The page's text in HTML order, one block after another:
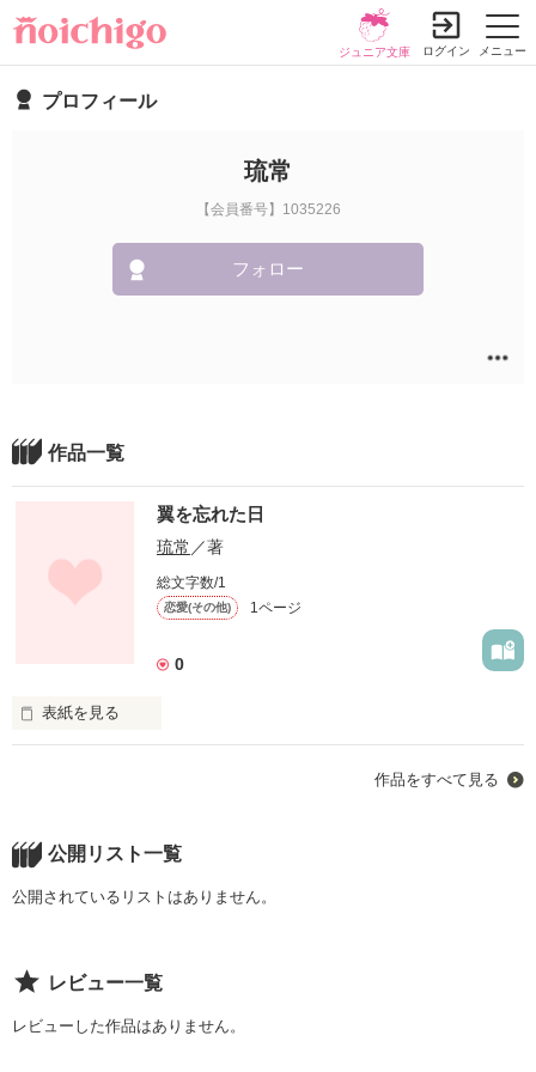
メニュー
ジュニア文庫 ログイン
プロフィール
琉常
【会員番号】1035226
フォロー
作品一覧
翼を忘れた日
琉常 ／著
総文字数/1
恋愛(その他) 1ページ
0
表紙を見る
作品をすべて見る
公開リスト一覧
公開されているリストはありません。
レビュー一覧
レビューした作品はありません。